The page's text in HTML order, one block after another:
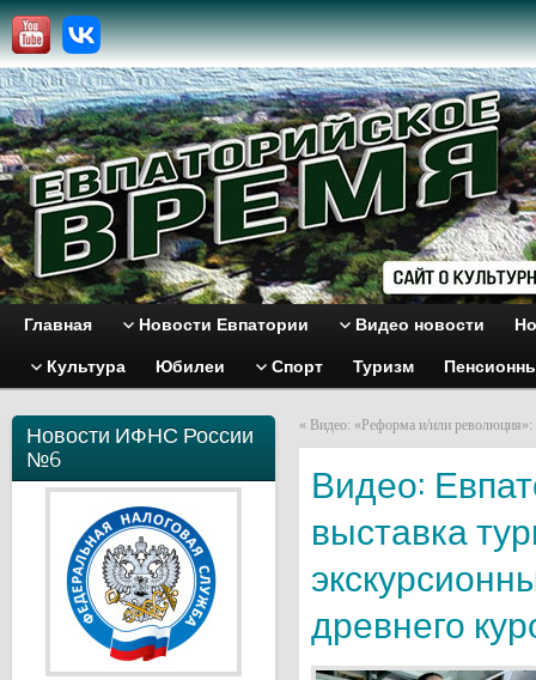
Главная Новости Евпатории Видео новости
Культура Юбилеи Спорт Туризм
Новости ИФНС России
№6
« Видео: «Реформа и/или
Видео:
выставка
древнего